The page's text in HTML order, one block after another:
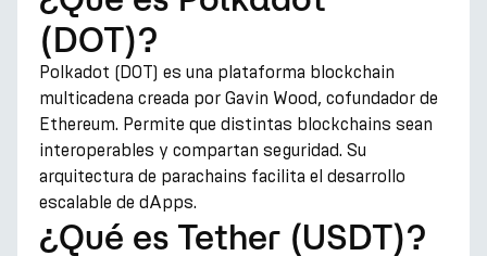
(DOT)?
Polkadot (DOT) es una plataforma blockchain
multicadena creada por Gavin Wood, cofundador de
Ethereum. Permite que distintas blockchains sean
interoperables y compartan seguridad. Su
arquitectura de parachains facilita el desarrollo
escalable de dApps.
¿Qué es Tether (USDT)?